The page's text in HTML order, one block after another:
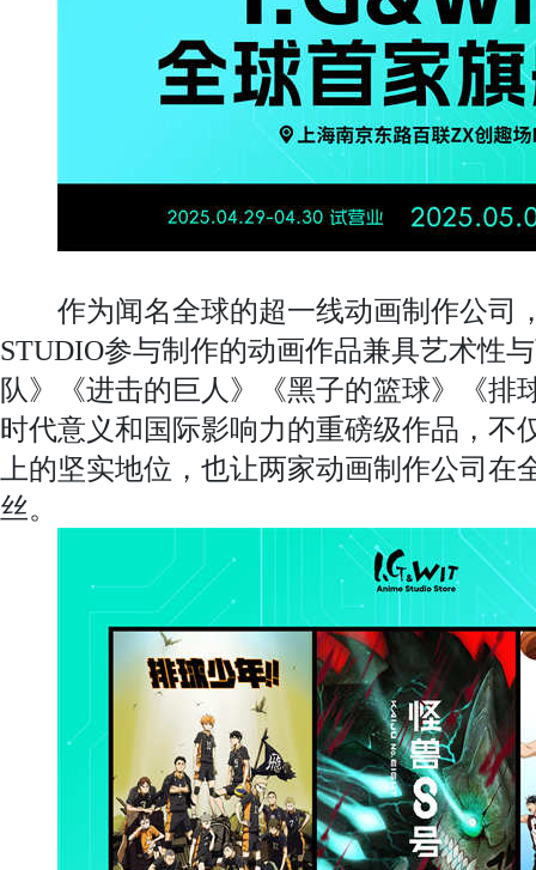
作为闻名全球的超一线动画制作公司
STUDIO参与制作的动画作品兼具艺术性
队》《进击的巨人》《黑子的篮球》《排
时代意义和国际影响力的重磅级作品，不
上的坚实地位，也让两家动画制作公司在
丝。